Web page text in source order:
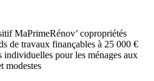
MaPrimeRénov’ copropriétés
de travaux finançables à 25 000 €
individuelles pour les ménages aux
modestes